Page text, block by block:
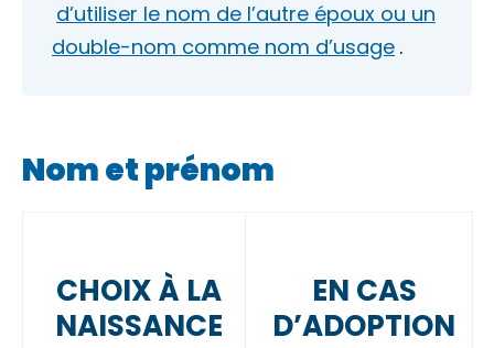
d’utiliser le nom de l’autre époux ou un
double-nom comme nom d’usage .
Nom et prénom
CHOIX À LA
NAISSANCE
EN CAS
D’ADOPTION